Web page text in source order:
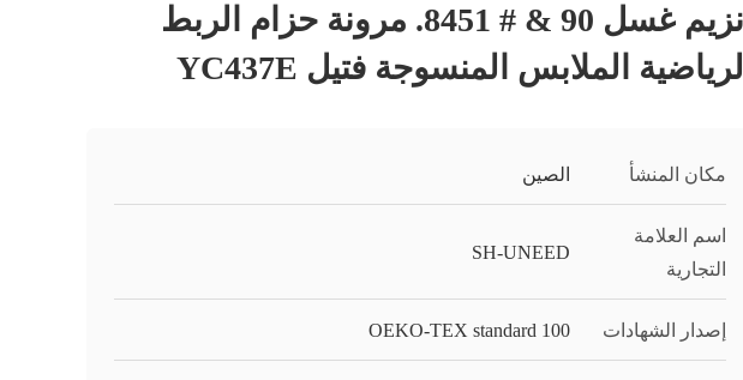
انزيم غسل 90 & # 8451. مرونة حزام الربط
الرياضية الملابس المنسوجة فتيل YC437E
مكان المنشأ الصين
اسم العلامة
التجارية
SH-UNEED
إصدار الشهادات OEKO-TEX standard 100